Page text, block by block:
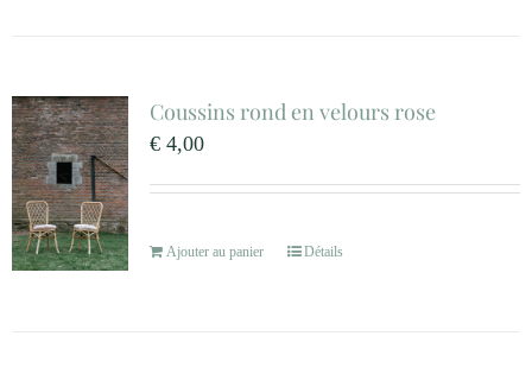
Coussins rond en velours rose
€4,00
Ajouter au panier Détails